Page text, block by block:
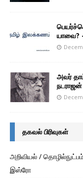
யாவை?
அவர்
நடராஜன்
தகவல் பிரிவுகள்
அறிவியல் /
இஸ்ரோ